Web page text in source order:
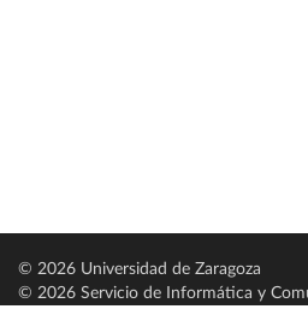
© 2026 Universidad de Zaragoza
© 2026 Servicio de Informática y